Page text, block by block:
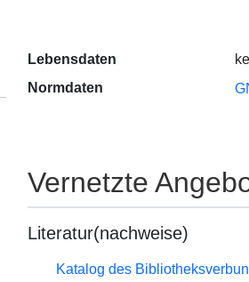
Lebensdaten
Normdaten
Vernetzte
Literatur(nachweise)
Katalog des